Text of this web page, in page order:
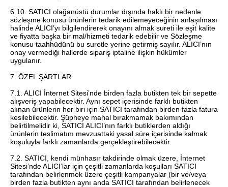
6.10. SATICI olağanüstü durumlar dışında haklı bir nedenle
sözleşme konusu ürünlerin tedarik edilemeyeceğinin anlaşılması
halinde ALICI’yı bilgilendirerek onayını almak sureti ile eşit kalite
ve fiyatta başka bir mal/hizmeti tedarik edebilir ve Sözleşme
konusu taahhüdünü bu suretle yerine getirmiş sayılır. ALICI’nın
onay vermediği hallerde sipariş iptaline ilişkin hükümler
uygulanır.
7. ÖZEL ŞARTLAR
7.1. ALICI İnternet Sitesi’nde birden fazla butikten tek bir sepette
alışveriş yapabilecektir. Aynı sepet içerisinde farklı butikten
alınan ürünlerin her biri için SATICI tarafından birden fazla fatura
kesilebilecektir. Şüpheye mahal bırakmamak bakımından
belirtilmelidir ki, SATICI ALICI’nın farklı butiklerden aldığı
ürünlerin teslimatını mevzuattaki yasal süre içerisinde kalmak
koşuluyla farklı zamanlarda gerçekleştirebilecektir.
7.2. SATICI, kendi münhasır takdirinde olmak üzere, İnternet
Sitesi’nde ALICI’lar için çeşitli zamanlarda koşulları SATICI
tarafından belirlenmek üzere çeşitli kampanyalar (bir ve/veya
birden fazla butikten aynı anda SATICI tarafından belirlenecek